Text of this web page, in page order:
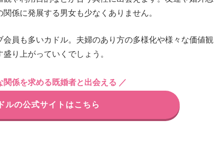
係に発展する男女も少なくありません。
員も多いカドル。夫婦のあり方の多様化や様々な価値観
り上がっていくでしょう。
関係を求める既婚者と出会える ／
ルの公式サイトはこちら